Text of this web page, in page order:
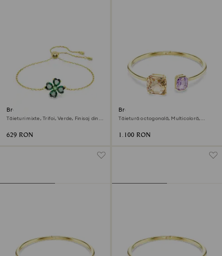
Brățară Idyllia
Tăieturi mixte, Trifoi, Verde, Finisaj din
629 RON
Brățară fixă Millenia
Tăietură octogonală, Multicoloră,
1.100 RON